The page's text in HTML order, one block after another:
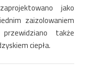
jako
zaizolowaniem
także
ciepła.